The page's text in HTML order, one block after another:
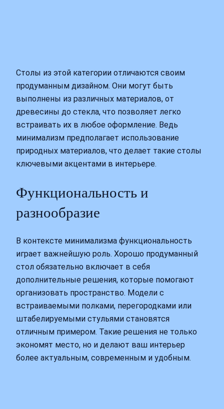
Столы из этой категории отличаются своим
продуманным дизайном. Они могут быть
выполнены из различных материалов, от
древесины до стекла, что позволяет легко
встраивать их в любое оформление. Ведь
минимализм предполагает использование
природных материалов, что делает такие столы
ключевыми акцентами в интерьере.
Функциональность и
разнообразие
В контексте минимализма функциональность
играет важнейшую роль. Хорошо продуманный
стол обязательно включает в себя
дополнительные решения, которые помогают
организовать пространство. Модели с
встраиваемыми полками, перегородками или
штабелируемыми стульями становятся
отличным примером. Такие решения не только
экономят место, но и делают ваш интерьер
более актуальным, современным и удобным.